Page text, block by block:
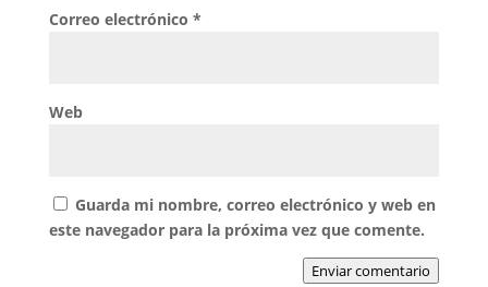
Correo electrónico *
Web
Guarda mi nombre, correo electrónico y web en
este navegador para la próxima vez que comente.
Enviar comentario